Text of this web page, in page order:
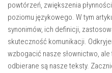
powtórzeń, zwiększenia
poziomu językowego. W tym
synonimów, ich definicji,
skuteczność komunikacji.
wzbogacić nasze słownictwo,
odbierane są nasze teksty.